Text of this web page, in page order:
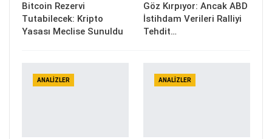
Bitcoin Rezervi
Tutabilecek: Kripto
Yasası Meclise Sunuldu
Göz Kırpıyor: Ancak ABD
İstihdam Verileri Ralliyi
Tehdit…
ANALIZLER ANALIZLER